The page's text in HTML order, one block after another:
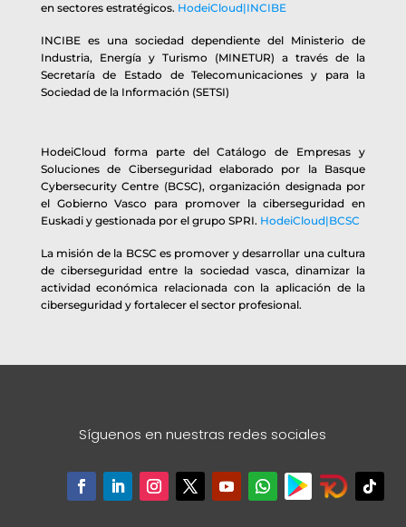
en sectores estratégicos. HodeiCloud|INCIBE
INCIBE es una sociedad dependiente del Ministerio de
Industria, Energía y Turismo (MINETUR) a través de la
Secretaría de Estado de Telecomunicaciones y para la
Sociedad de la Información (SETSI)
HodeiCloud forma parte del Catálogo de Empresas y
Soluciones de Ciberseguridad elaborado por la Basque
Cybersecurity Centre (BCSC), organización designada por
el Gobierno Vasco para promover la ciberseguridad en
Euskadi y gestionada por el grupo SPRI. HodeiCloud|BCSC
La misión de la BCSC es promover y desarrollar una cultura
de ciberseguridad entre la sociedad vasca, dinamizar la
actividad económica relacionada con la aplicación de la
ciberseguridad y fortalecer el sector profesional.
Síguenos en nuestras redes sociales